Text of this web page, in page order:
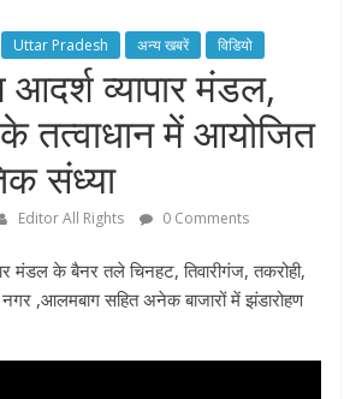
Uttar Pradesh अन्य खबरें विडियो
व्यापार मंडल,
तत्वाधान में आयोजित
संध्या
Editor All Rights 0 Comments
मंडल के बैनर तले चिनहट, तिवारीगंज, तकरोही,
नगर ,आलमबाग सहित अनेक बाजारों में झंडारोहण